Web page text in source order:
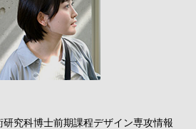
究科博士前期課程デザイン専攻情報